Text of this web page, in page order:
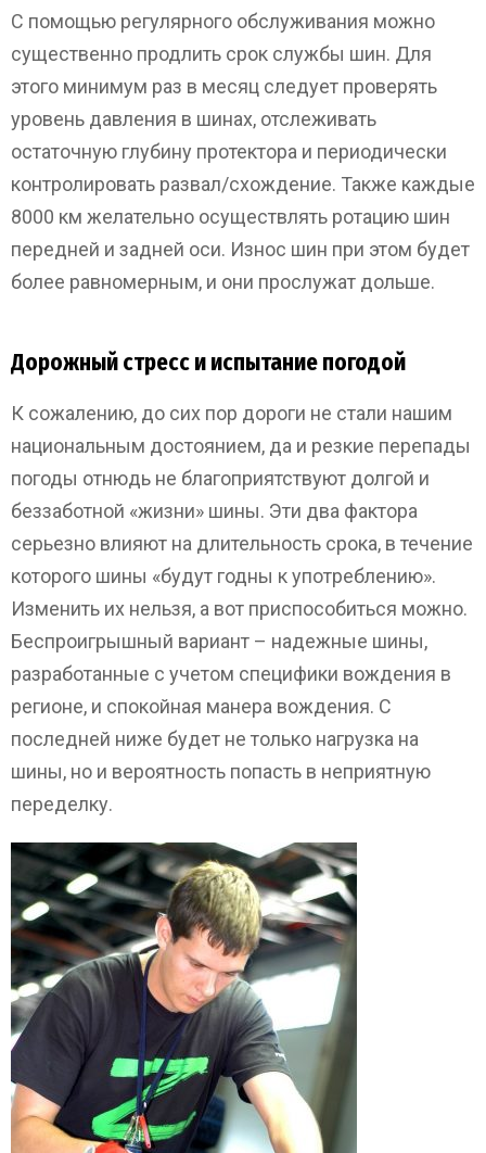
С помощью регулярного обслуживания можно
существенно продлить срок службы шин. Для
этого минимум раз в месяц следует проверять
уровень давления в шинах, отслеживать
остаточную глубину протектора и периодически
контролировать развал/схождение. Также каждые
8000 км желательно осуществлять ротацию шин
передней и задней оси. Износ шин при этом будет
более равномерным, и они прослужат дольше.
Дорожный стресс и испытание погодой
К сожалению, до сих пор дороги не стали нашим
национальным достоянием, да и резкие перепады
погоды отнюдь не благоприятствуют долгой и
беззаботной «жизни» шины. Эти два фактора
серьезно влияют на длительность срока, в течение
которого шины «будут годны к употреблению».
Изменить их нельзя, а вот приспособиться можно.
Беспроигрышный вариант – надежные шины,
разработанные с учетом специфики вождения в
регионе, и спокойная манера вождения. С
последней ниже будет не только нагрузка на
шины, но и вероятность попасть в неприятную
переделку.